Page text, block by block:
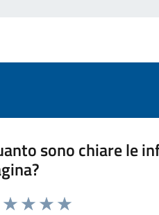
sono chiare le
da 1 a 5 stelle la pagina